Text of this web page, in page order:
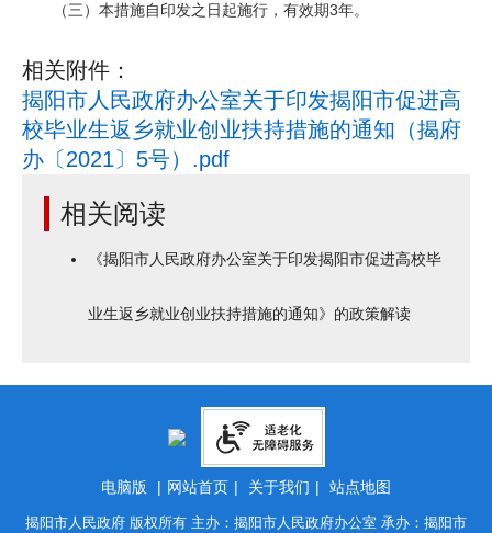
（三）本措施自印发之日起施行，有效期3年。
相关附件：
揭阳市人民政府办公室关于印发揭阳市促进高
校毕业生返乡就业创业扶持措施的通知（揭府
办〔2021〕5号）.pdf
相关阅读
《揭阳市人民政府办公室关于印发揭阳市促进高校毕
业生返乡就业创业扶持措施的通知》的政策解读
电脑版 | 网站首页 | 关于我们 | 站点地图
揭阳市人民政府 版权所有 主办：揭阳市人民政府办公室 承办：揭阳市